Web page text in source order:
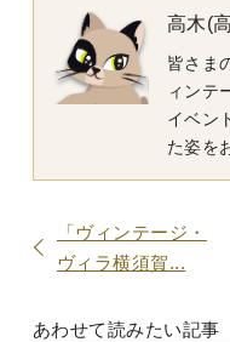
高木(
皆さま
ィンテ
イベン
た姿を
「ヴィンテージ・
ヴィラ横須賀...
あわせて読みたい記事